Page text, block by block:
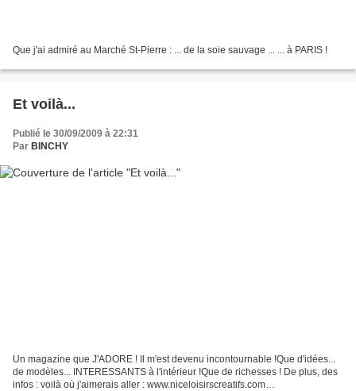
Que j'ai admiré au Marché St-Pierre : ... de la soie sauvage ... ... à PARIS !
Et voilà...
Publié le 30/09/2009 à 22:31
Par BINCHY
Un magazine que J'ADORE ! Il m'est devenu incontournable !Que d'idées...
de modèles... INTERESSANTS à l'intérieur !Que de richesses ! De plus, des
infos : voilà où j'aimerais aller : www.niceloisirscreatifs.com